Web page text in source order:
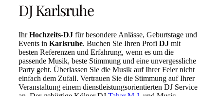
DJ Karlsruhe
IhrHochzeits-DJ für besondere Anlässe, Geburtstage und
Events in Karlsruhe. Buchen Sie Ihren Profi DJ mit
besten Referenzen und Erfahrung, wenn es um die
passende Musik, beste Stimmung und eine unvergessliche
Party geht. Überlassen Sie die Musik auf Ihrer Feier nicht
einfach dem Zufall. Vertrauen Sie die Stimmung auf Ihrer
Veranstaltung einem dienstleistungsorientierten DJ Service